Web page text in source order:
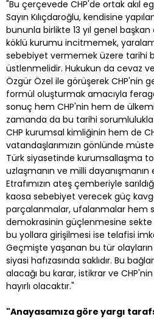
"Bu çerçevede CHP'de ortak akıl
Sayın Kılıçdaroğlu, kendisine
bununla birlikte 13 yıl genel başkan
köklü kurumu incitmemek,
sebebiyet vermemek üzere tarihi
üstlenmelidir. Hukukun da cevaz
Özgür Özel ile görüşerek CHP'nin
formül oluşturmak amacıyla
sonuç hem CHP'nin hem de
zamanda da bu tarihi sorumlulukla
CHP kurumsal kimliğinin hem de
vatandaşlarımızın gönlünde
Türk siyasetinde kurumsallaşma
uzlaşmanın ve milli dayanışmanın
Etrafımızın ateş çemberiyle
kaosa sebebiyet verecek güç
parçalanmalar, ufalanmalar hem
demokrasinin güçlenmesine sekte
bu yollara girişilmesi ise telafisi
Geçmişte yaşanan bu tür
siyasi hafızasında saklıdır. Bu
alacağı bu karar, istikrar ve
hayırlı olacaktır."
"Anayasamıza göre yargı